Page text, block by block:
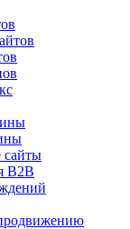
сайты
B2B